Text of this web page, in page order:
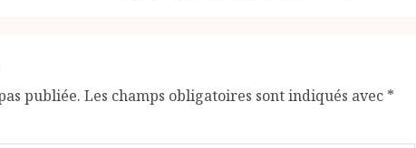
publiée. Les champs obligatoires sont indiqués avec *